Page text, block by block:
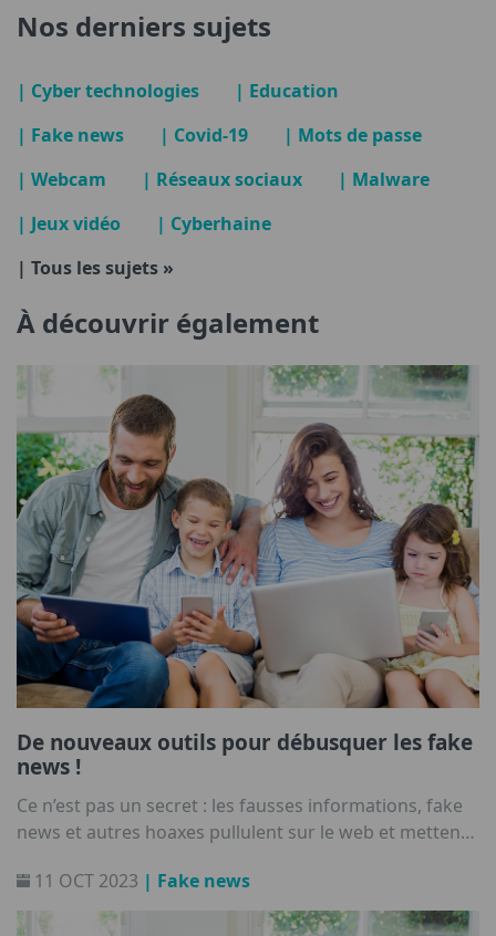
Nos derniers sujets
| Cyber technologies
| Education
| Fake news
| Covid-19
| Mots de passe
| Webcam
| Réseaux sociaux
| Malware
| Jeux vidéo
| Cyberhaine
| Tous les sujets »
À découvrir également
De nouveaux outils pour débusquer les fake
news !
Ce n’est pas un secret : les fausses informations, fake
news et autres hoaxes pullulent sur le web et mettent
jeunes. Comment faire pour les identifier ?
11 OCT 2023 | Fake news